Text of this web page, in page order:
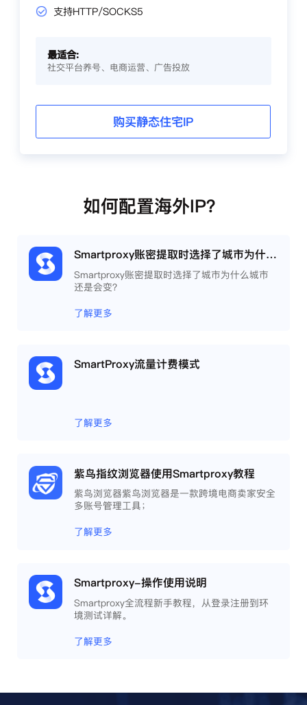
支持HTTP/SOCKS5
最适合:
社交平台养号、电商运营、广告投放
购买静态住宅IP
如何配置海外IP？
Smartproxy账密提取时选择了城市为什么城市还是会变？
Smartproxy账密提取时选择了城市为什么城市
还是会变？
了解更多
SmartProxy流量计费模式
了解更多
紫鸟指纹浏览器使用Smartproxy教程
紫鸟浏览器紫鸟浏览器是一款跨境电商卖家安全
多账号管理工具；
了解更多
Smartproxy-操作使用说明
Smartproxy全流程新手教程，从登录注册到环
境测试详解。
了解更多